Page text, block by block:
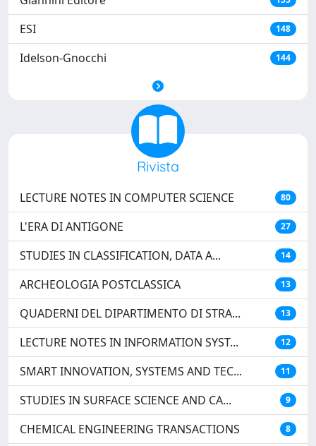
ESI 148
Idelson-Gnocchi 144
Rivista
LECTURE NOTES IN COMPUTER SCIENCE 80
L'ERA DI ANTIGONE 27
STUDIES IN CLASSIFICATION, DATA A... 14
ARCHEOLOGIA POSTCLASSICA 13
QUADERNI DEL DIPARTIMENTO DI STRA... 13
LECTURE NOTES IN INFORMATION SYST... 12
SMART INNOVATION, SYSTEMS AND TEC... 11
STUDIES IN SURFACE SCIENCE AND CA... 9
CHEMICAL ENGINEERING TRANSACTIONS 8